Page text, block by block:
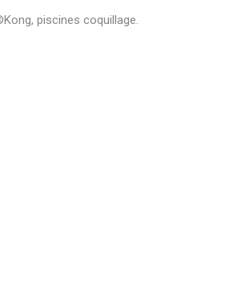
piscines coquillage.